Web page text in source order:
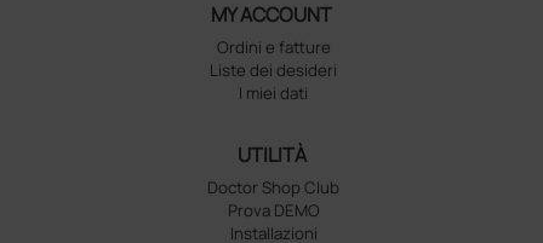
MY ACCOUNT
Ordini e fatture
Liste dei desideri
I miei dati
UTILITÀ
Doctor Shop Club
Prova DEMO
Installazioni